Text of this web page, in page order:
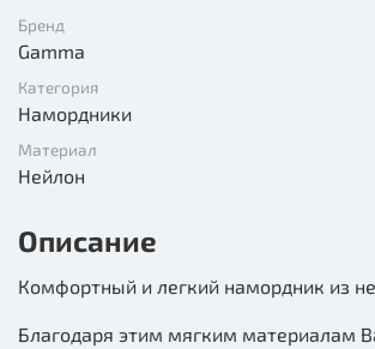
Бренд
Gamma
Категория
Намордники
Материал
Нейлон
Описание
Комфортный и легкий намордник из
Благодаря этим мягким материалам